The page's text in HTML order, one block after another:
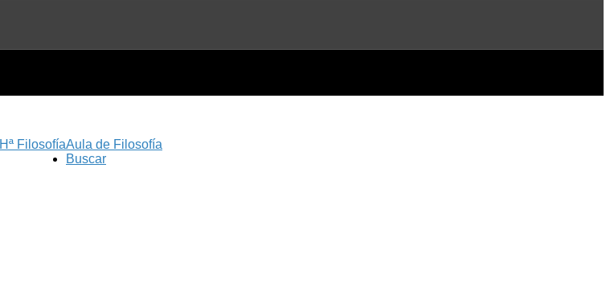
Aula de Filosofía
Hª Filosofía
Buscar